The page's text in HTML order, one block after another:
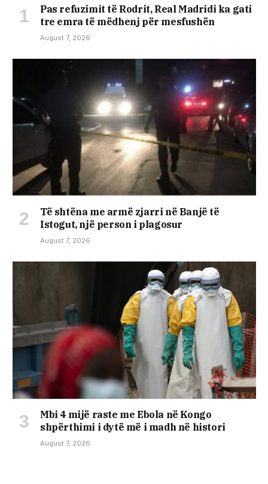
Pas refuzimit të Rodrit, Real Madridi ka gati
tre emra të mëdhenj për mesfushën
August 7, 2026
Të shtëna me armë zjarri në Banjë të
Istogut, një person i plagosur
August 7, 2026
Mbi 4 mijë raste me Ebola në Kongo
shpërthimi i dytë më i madh në histori
August 7, 2026